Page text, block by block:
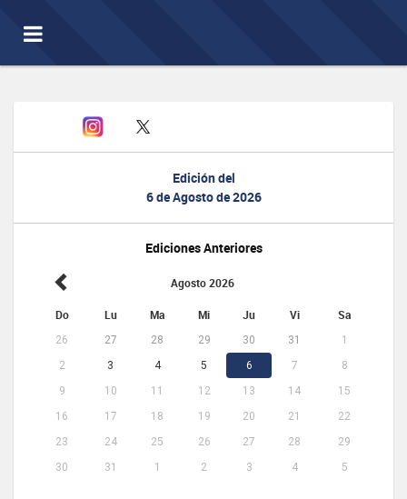
Toggle
navigation
Edición del
6 de Agosto de 2026
Ediciones Anteriores
Agosto 2026
Do Lu Ma Mi Ju Vi Sa
26 27 28 29 30 31
1
2
3 4 5 6 7
8
9
10 11 12 13 14
15
16
17 18 19 20 21
22
23
24 25 26 27 28
29
30
31 1 2 3 4 5